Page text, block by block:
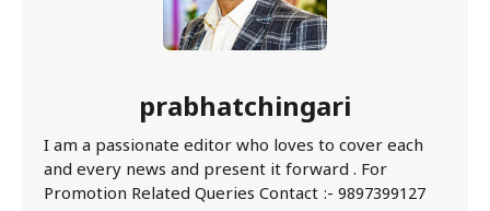
prabhatchingari
I am a passionate editor who loves to cover each
and every news and present it forward . For
Promotion Related Queries Contact :- 9897399127